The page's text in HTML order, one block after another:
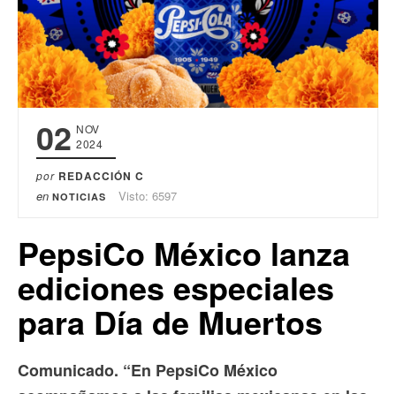
02 NOV
2024
por REDACCIÓN C
en NOTICIAS Visto: 6597
PepsiCo México lanza
ediciones especiales
para Día de Muertos
Comunicado. “En PepsiCo México